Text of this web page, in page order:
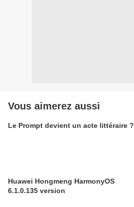
Vous aimerez aussi
Le Prompt devient un acte littéraire ?
Huawei Hongmeng HarmonyOS
6.1.0.135 version